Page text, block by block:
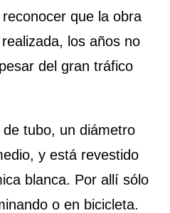
que la obra
los años no
del gran tráfico
tubo, un diámetro
y está revestido
blanca. Por allí sólo
o en bicicleta.